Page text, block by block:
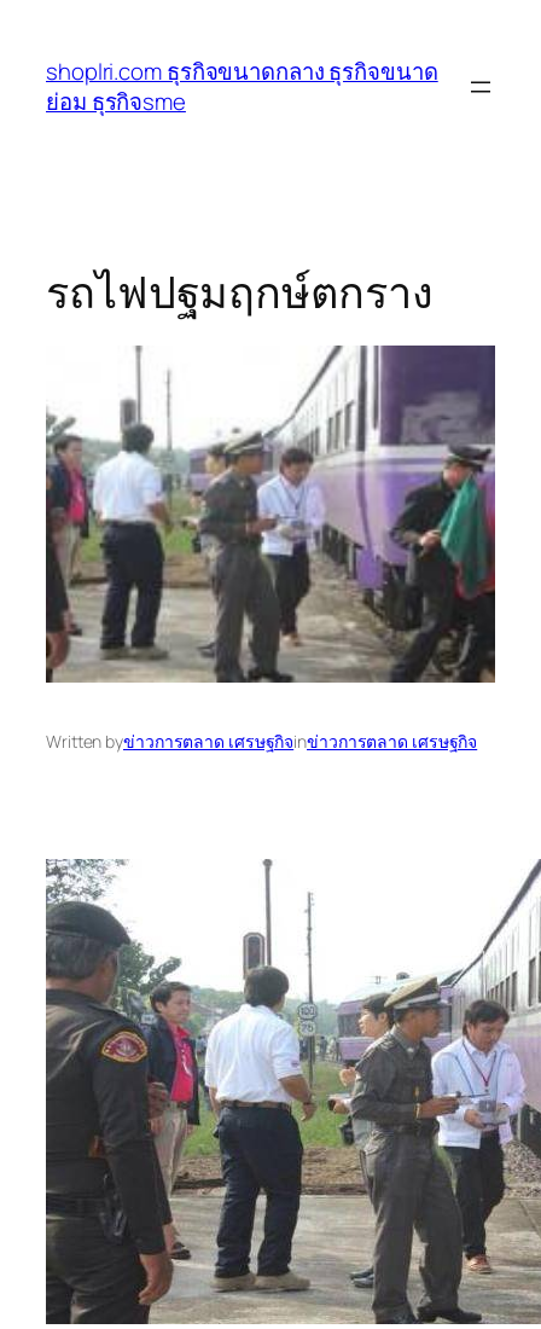
เนื้อหา
shoplri.com ธุรกิจขนาดกลาง ธุรกิจขนาด
ย่อม ธุรกิจsme
รถไฟปฐมฤกษ์ตกราง
Written byข่าวการตลาด เศรษฐกิจinข่าวการตลาด เศรษฐกิจ